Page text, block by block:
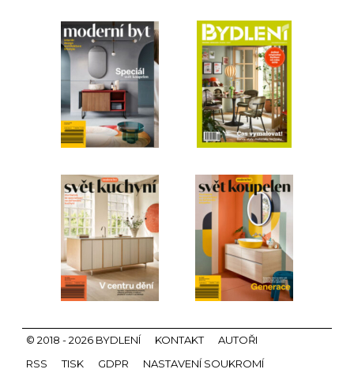
© 2018 - 2026 BYDLENÍ KONTAKT
AUTOŘI
RSS
TISK GDPR NASTAVENÍ SOUKROMÍ